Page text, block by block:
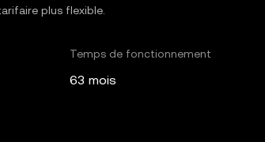
plus flexible.
Temps de fonctionnement
63 mois